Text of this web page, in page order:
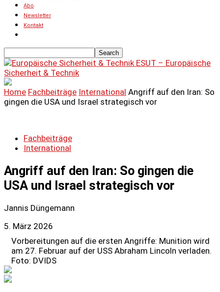
Abo
Newsletter
Kontakt
ESUT – Europäische
Sicherheit & Technik
Home Fachbeiträge International Angriff auf den Iran: So
gingen die USA und Israel strategisch vor
Fachbeiträge
International
Angriff auf den Iran: So gingen die
USA und Israel strategisch vor
Jannis Düngemann
5. März 2026
Vorbereitungen auf die ersten Angriffe: Munition wird
am 27. Februar auf der USS Abraham Lincoln verladen.
Foto: DVIDS